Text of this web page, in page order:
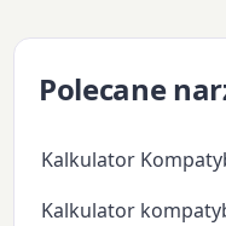
Polecane
Kalkulator
Kalkulator